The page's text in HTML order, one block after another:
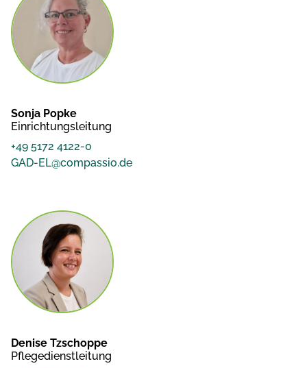
Sonja Popke
Einrichtungsleitung
+49 5172 4122-0
GAD-EL@compassio.de
Denise Tzschoppe
Pflegedienstleitung